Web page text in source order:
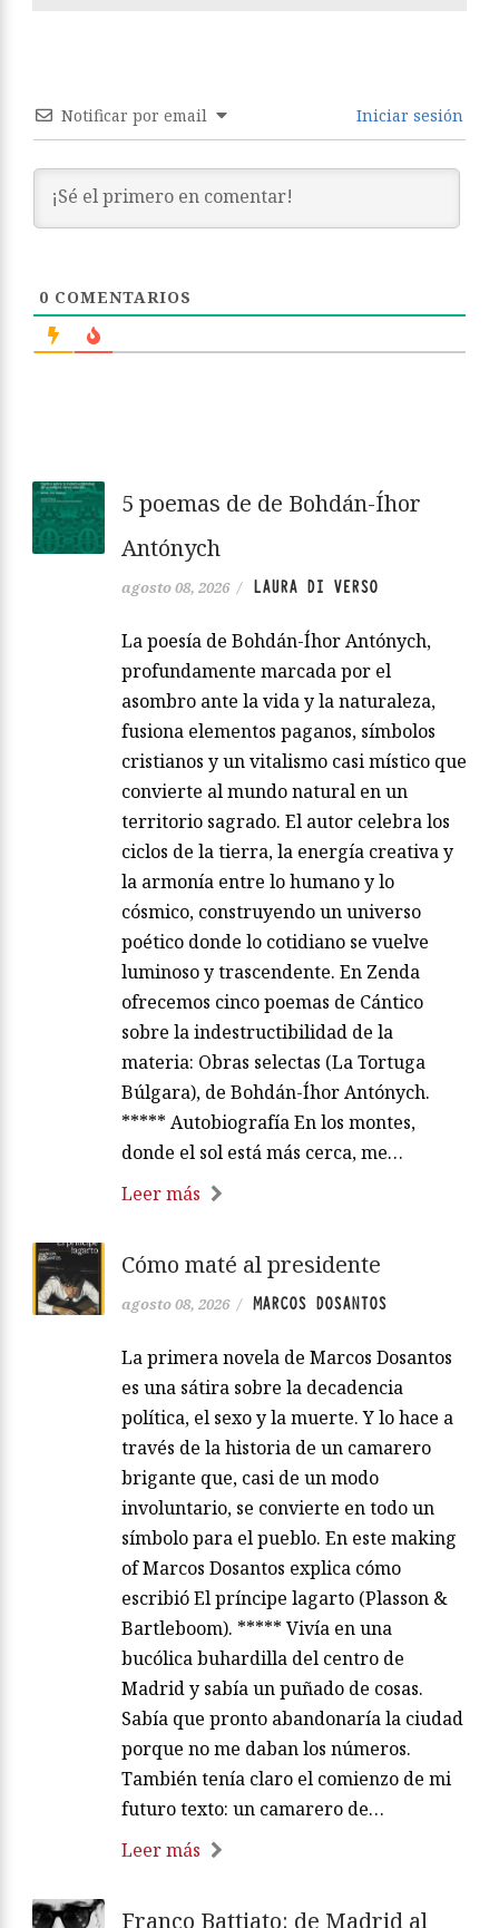
Notificar por email Iniciar sesión
0 COMENTARIOS
5 poemas de de Bohdán-Íhor
Antónych
agosto 08, 2026 / LAURA DI VERSO
La poesía de Bohdán-Íhor Antónych,
profundamente marcada por el
asombro ante la vida y la naturaleza,
fusiona elementos paganos, símbolos
cristianos y un vitalismo casi místico que
convierte al mundo natural en un
territorio sagrado. El autor celebra los
ciclos de la tierra, la energía creativa y
la armonía entre lo humano y lo
cósmico, construyendo un universo
poético donde lo cotidiano se vuelve
luminoso y trascendente. En Zenda
ofrecemos cinco poemas de Cántico
sobre la indestructibilidad de la
materia: Obras selectas (La Tortuga
Búlgara), de Bohdán-Íhor Antónych.
***** Autobiografía En los montes,
donde el sol está más cerca, me…
Leer más
Cómo maté al presidente
agosto 08, 2026 / MARCOS DOSANTOS
La primera novela de Marcos Dosantos
es una sátira sobre la decadencia
política, el sexo y la muerte. Y lo hace a
través de la historia de un camarero
brigante que, casi de un modo
involuntario, se convierte en todo un
símbolo para el pueblo. En este making
of Marcos Dosantos explica cómo
escribió El príncipe lagarto (Plasson &
Bartleboom). ***** Vivía en una
bucólica buhardilla del centro de
Madrid y sabía un puñado de cosas.
Sabía que pronto abandonaría la ciudad
porque no me daban los números.
También tenía claro el comienzo de mi
futuro texto: un camarero de…
Leer más
Franco Battiato: de Madrid al